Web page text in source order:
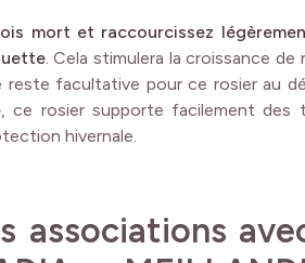
mort et raccourcissez
. Cela stimulera la croissance
reste facultative pour ce rosier au
, ce rosier supporte facilement des
hivernale.
associations